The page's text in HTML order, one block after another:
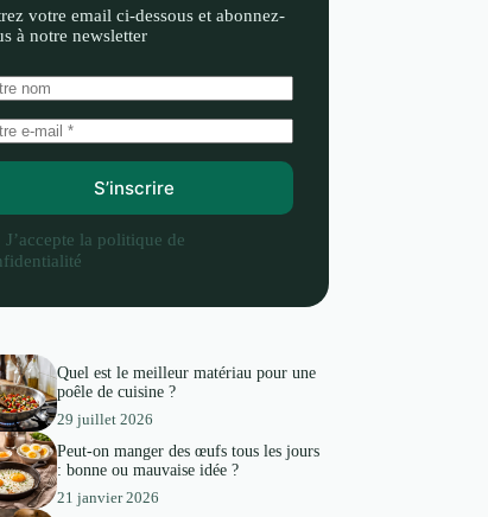
votre email ci-dessous et abonnez-
à notre newsletter
S’inscrire
J’accepte la politique de
Quel est le meilleur matériau pour une
poêle de cuisine ?
29 juillet 2026
Peut-on manger des œufs tous les jours
: bonne ou mauvaise idée ?
21 janvier 2026